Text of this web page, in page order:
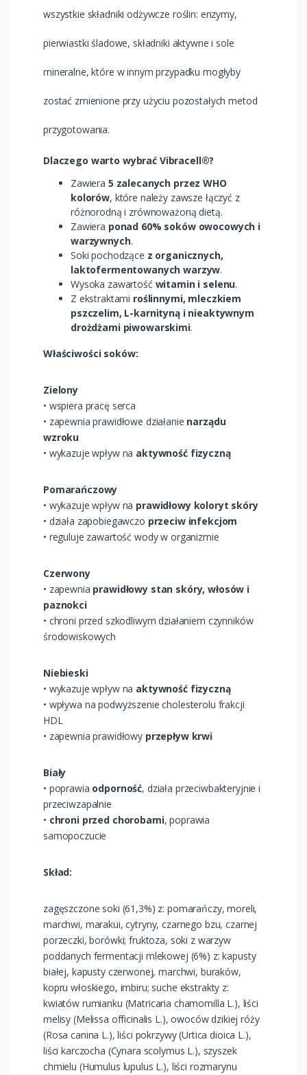
wszystkie składniki odżywcze roślin: enzymy,
pierwiastki śladowe, składniki aktywne i sole
mineralne, które w innym przypadku mogłyby
zostać zmienione przy użyciu pozostałych metod
przygotowania.
Dlaczego warto wybrać Vibracell®?
Zawiera 5 zalecanych przez WHO
kolorów, które należy zawsze łączyć z
różnorodną i zrównoważoną dietą.
Zawiera ponad 60% soków owocowych i
warzywnych.
Soki pochodzące z organicznych,
laktofermentowanych warzyw.
Wysoka zawartość witamin i selenu.
Z ekstraktami roślinnymi, mleczkiem
pszczelim, L-karnityną i nieaktywnym
drożdżami piwowarskimi.
Właściwości soków:
Zielony
• wspiera pracę serca
• zapewnia prawidłowe działanie narządu
wzroku
• wykazuje wpływ na aktywność fizyczną
Pomarańczowy
• wykazuje wpływ na prawidłowy koloryt skóry
• działa zapobiegawczo przeciw infekcjom
• reguluje zawartość wody w organizmie
Czerwony
• zapewnia prawidłowy stan skóry, włosów i
paznokci
• chroni przed szkodliwym działaniem czynników
środowiskowych
Niebieski
• wykazuje wpływ na aktywność fizyczną
• wpływa na podwyższenie cholesterolu frakcji
HDL
• zapewnia prawidłowy przepływ krwi
Biały
• poprawia odporność, działa przeciwbakteryjnie i
przeciwzapalnie
• chroni przed chorobami, poprawia
samopoczucie
Skład:
zagęszczone soki (61,3%) z: pomarańczy, moreli,
marchwi, marakui, cytryny, czarnego bzu, czarnej
porzeczki, borówki; fruktoza, soki z warzyw
poddanych fermentacji mlekowej (6%) z: kapusty
białej, kapusty czerwonej, marchwi, buraków,
kopru włoskiego, imbiru; suche ekstrakty z:
kwiatów rumianku (Matricaria chamomilla L.), liści
melisy (Melissa officinalis L.), owoców dzikiej róży
(Rosa canina L.), liści pokrzywy (Urtica dioica L.),
liści karczocha (Cynara scolymus L.), szyszek
chmielu (Humulus lupulus L.), liści rozmarynu